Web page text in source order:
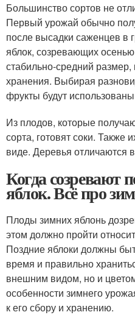
Большинство сортов не
Первый урожай обычно
после высадки саженцев в
яблок, созревающих
стабильно-средний
хранения. Выбирая
фрукты будут
Из плодов, которые
сорта, готовят соки. Также
виде. Деревья отличаются
Когда созревают
яблок. Всё про
Плоды зимних яблонь
этом должно пройти
Поздние яблоки должны
время и правильно
внешним видом, но и
особенности зимнего
к его сбору и хранению.